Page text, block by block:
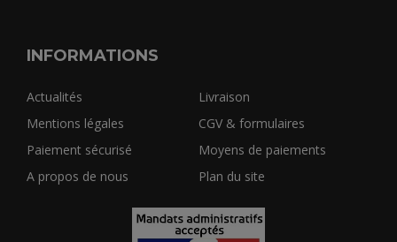
INFORMATIONS
Actualités
Livraison
Mentions légales
CGV & formulaires
Paiement sécurisé
Moyens de paiements
A propos de nous
Plan du site